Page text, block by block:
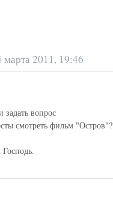
марта 2011, 19:46
вопрос
смотреть фильм "Остров"?
Господь.